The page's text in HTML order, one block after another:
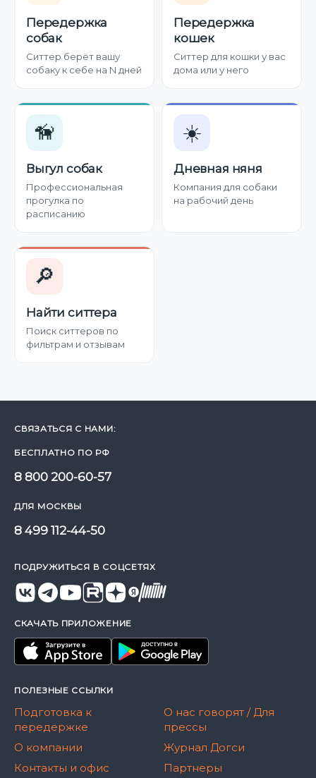
Передержка
собак
Ситтер берёт вашу
собаку к себе на N дней
Передержка
кошек
Ситтер для кошки у вас
дома или у него
🦮
Выгул собак
Профессиональная
прогулка по
расписанию
☀️
Дневная няня
Компания для собаки
на рабочий день
🔎
Найти ситтера
Поиск ситтеров по
фильтрам и отзывам
СВЯЗАТЬСЯ С НАМИ:
БЕСПЛАТНО ПО РФ
8 800 200-60-57
ДЛЯ МОСКВЫ
8 499 112-44-50
ПОДРУЖИТЬСЯ В СОЦСЕТЯХ
СКАЧАТЬ ПРИЛОЖЕНИЕ
ПОЛЕЗНЫЕ ССЫЛКИ
Подготовка к
передержке
О компании
Контакты и офис
О нас говорят / Для
прессы
Журнал Догси
Партнеры